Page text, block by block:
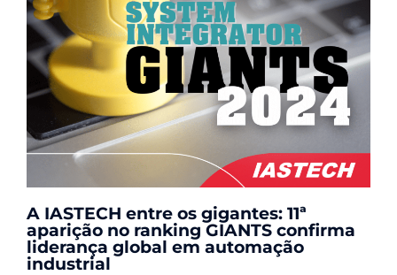
A IASTECH entre os gigantes: 11ª
aparição no ranking GIANTS confirma
liderança global em automação
industrial